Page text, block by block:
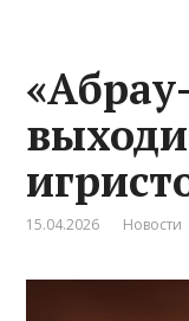
15.04.2026 Новости